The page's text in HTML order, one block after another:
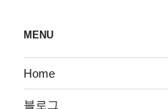
MENU
Home
블로그